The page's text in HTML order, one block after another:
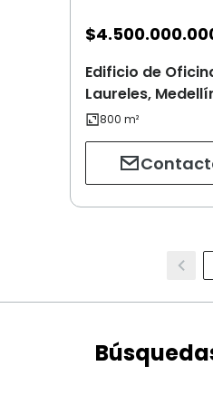
$
Edificio de
Laureles,